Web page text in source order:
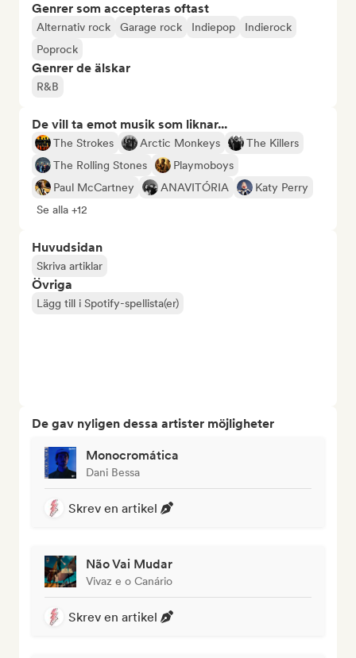
Genrer som accepteras oftast
Alternativ rock Garage rock Indiepop
Indierock
Poprock
Genrer de älskar
R&B
De vill ta emot musik som liknar...
The Strokes Arctic Monkeys
The Killers
The Rolling Stones
Playmoboys
Paul McCartney
ANAVITÓRIA
Katy Perry
Se alla +12
Huvudsidan
Skriva artiklar
Övriga
Lägg till i Spotify-spellista(er)
De gav nyligen dessa artister möjligheter
Monocromática
Dani Bessa
Skrev en artikel
Não Vai Mudar
Vivaz e o Canário
Skrev en artikel